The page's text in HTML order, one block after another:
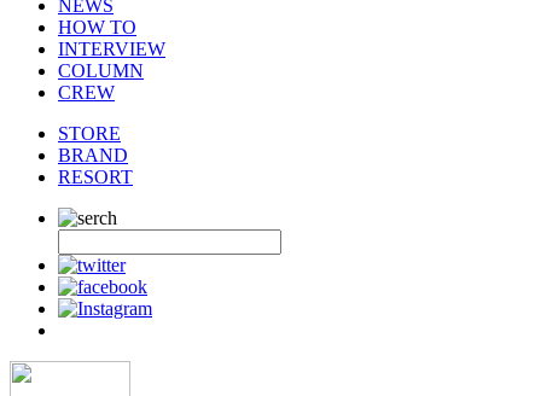
NEWS
HOW TO
INTERVIEW
COLUMN
CREW
STORE
BRAND
RESORT